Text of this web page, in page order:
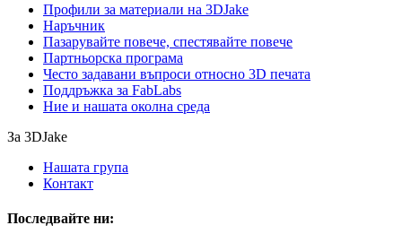
Профили за материали на 3DJake
Наръчник
Пазарувайте повече, спестявайте повече
Партньорска програма
Често задавани въпроси относно 3D печата
Поддръжка за FabLabs
Ние и нашата околна среда
За 3DJake
Нашата група
Контакт
Последвайте ни: